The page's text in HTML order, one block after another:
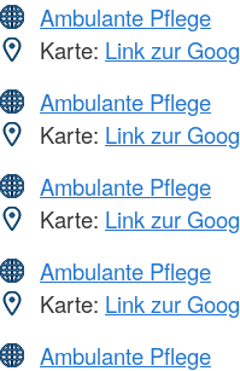
Ambulante Pflege
Karte: Link zur
Ambulante Pflege
Karte: Link zur
Ambulante Pflege
Karte: Link zur
Ambulante Pflege
Karte: Link zur
Ambulante Pflege